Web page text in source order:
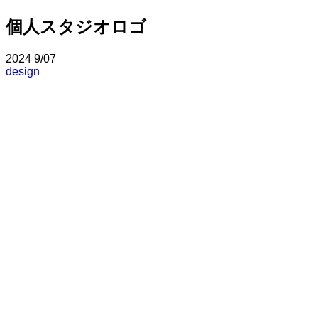
個人スタジオロゴ
2024 9/07
design